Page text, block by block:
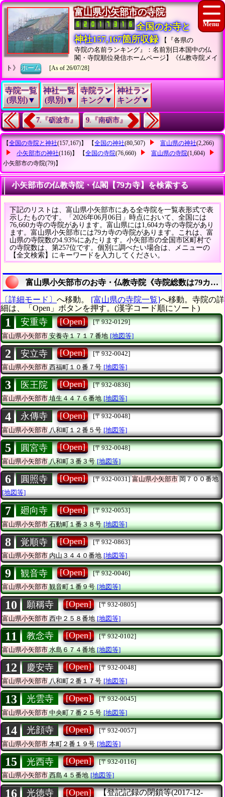
富山県小矢部市の寺院
全国のお寺と
神社157,167箇所収録
【『各県の
寺院の名前ランキング』：名前別日本国中の仏
閣・寺院順位発信ホームページ】《仏教寺院メイ
ト》ホーム [As of 26/07/28]
寺院一覧
(県別)▼
神社一覧
(県別)▼
寺院ラン
キング▼
神社ラン
キング▼
7.『砺波市』 9.『南砺市』
【全国の寺院と神社(157,167)】 【全国の神社(80,507) 富山県の神社(2,266)
小矢部市の神社(116)】 【全国の寺院(76,660) 富山県の寺院(1,604)
小矢部市の寺院(79)】
小矢部市の仏教寺院・仏閣【79カ寺】を検索する
下記のリストは、富山県小矢部市にある全寺院を一覧表形式で表
示したものです。「2026年06月06日」時点において、全国には
76,660カ寺の寺院があります。富山県には1,604カ寺の寺院があり
ます。富山県小矢部市には79カ寺の寺院があります。これは、富
山県の寺院数の4.93%にあたります。小矢部市の全国市区町村で
の寺院数は、第257位です。個別に調べたい場合は、メニューの
【全文検索】にキーワードを入力してください。
富山県小矢部市のお寺・仏教寺院《寺院総数は79カ寺
〔詳細モード〕 へ移動。 [富山県の寺院一覧]へ移動。寺院の詳
細は、「Open」ボタンを押す。(漢字コード順にソート)
1 安重寺 [Open]
[〒932-0129]
富山県小矢部市安養寺１７１７番地 [地図等]
2 安立寺 [Open]
[〒932-0042]
富山県小矢部市西福町１０番７号 [地図等]
3 医王院 [Open]
[〒932-0836]
富山県小矢部市埴生４４７６番地 [地図等]
4 永傳寺 [Open]
[〒932-0048]
富山県小矢部市 八和町１２番５号 [地図等]
5 圓宮寺 [Open]
[〒932-0048]
富山県小矢部市八和町３番３号 [地図等]
6 圓照寺 [Open] [〒932-0031] 富山県小矢部市岡７００番地
[地図等]
7 廻向寺 [Open]
[〒932-0053]
富山県小矢部市石動町１番３８号 [地図等]
8 覚順寺 [Open]
[〒932-0863]
富山県小矢部市内山３４４０番地 [地図等]
9 観音寺 [Open]
[〒932-0046]
富山県小矢部市観音町１番９号 [地図等]
10 願稱寺 [Open]
[〒932-0805]
富山県小矢部市 西中２５８番地 [地図等]
11 教念寺 [Open]
[〒932-0102]
富山県小矢部市水島６７４番地 [地図等]
12 慶安寺 [Open]
[〒932-0048]
富山県小矢部市八和町２番１７号 [地図等]
13 光雲寺 [Open]
[〒932-0045]
富山県小矢部市中央町７番２５号 [地図等]
14 光顔寺 [Open]
[〒932-0057]
富山県小矢部市 本町２番１９号 [地図等]
15 光西寺 [Open]
[〒932-0116]
富山県小矢部市西島４５番地 [地図等]
16 光徳寺 [Open]
【登記記録の閉鎖等(2017-12-